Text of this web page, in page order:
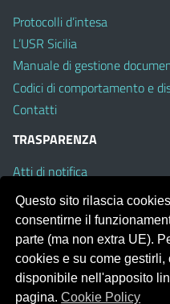
Protocolli d’intesa
L’USR Sicilia
Manuale di gestione
Codici di comportamento e
Contatti
TRASPARENZA
Atti di notifica
Albo on line
Amministrazione Trasparente
Obiettivi di Accessibilità
Portale realizzato con la
Questo sito rilascia
consentirne il
parte (ma non extra UE).
cookies e su come
disponibile nell'apposito
pagina.Cookie Policy